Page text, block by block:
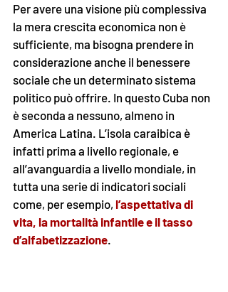
Per avere una visione più complessiva
la mera crescita economica non è
sufficiente, ma bisogna prendere in
considerazione anche il benessere
sociale che un determinato sistema
politico può offrire. In questo Cuba non
è seconda a nessuno, almeno in
America Latina. L’isola caraibica è
infatti prima a livello regionale, e
all’avanguardia a livello mondiale, in
tutta una serie di indicatori sociali
come, per esempio, l’aspettativa di
vita, la mortalità infantile e il tasso
d’alfabetizzazione.